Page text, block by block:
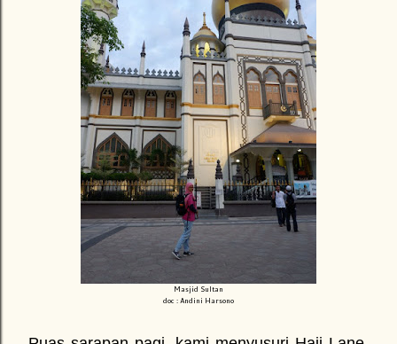
Masjid Sultan
doc : Andini Harsono